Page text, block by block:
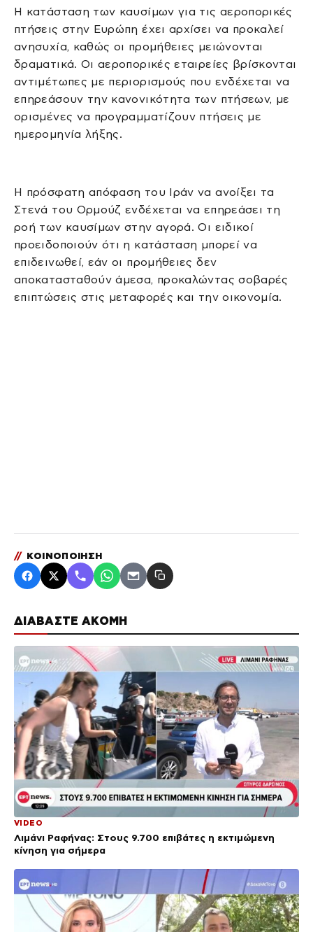
ΔΙΑΒΑΣΤΕ ΑΚΟΜΗ
VIDEO
Λιμάνι Ραφήνας: Στους 9.700 επιβάτες η εκτιμώμενη
κίνηση για σήμερα
Η κατάσταση των καυσίμων για τις αεροπορικές
πτήσεις στην Ευρώπη έχει αρχίσει να προκαλεί
ανησυχία, καθώς οι προμήθειες μειώνονται
δραματικά. Οι αεροπορικές εταιρείες βρίσκονται
αντιμέτωπες με περιορισμούς που ενδέχεται να
επηρεάσουν την κανονικότητα των πτήσεων, με
ορισμένες να προγραμματίζουν πτήσεις με
ημερομηνία λήξης.
Η πρόσφατη απόφαση του Ιράν να ανοίξει τα
Στενά του Ορμούζ ενδέχεται να επηρεάσει τη
ροή των καυσίμων στην αγορά. Οι ειδικοί
προειδοποιούν ότι η κατάσταση μπορεί να
επιδεινωθεί, εάν οι προμήθειες δεν
αποκατασταθούν άμεσα, προκαλώντας σοβαρές
επιπτώσεις στις μεταφορές και την οικονομία.
// ΚΟΙΝΟΠΟΙΗΣΗ